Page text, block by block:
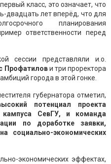
класс, это означает, что
двадцать лет вперёд, что для
планирования
ответственности перед
сессии представляли и.о.
Профатилови три проректора
города в этой гонке.
губернатора отметил,
потенциал проекта
СевГУ, и команда
по доработке заявки,
социально-экономических
экономических эффектах,